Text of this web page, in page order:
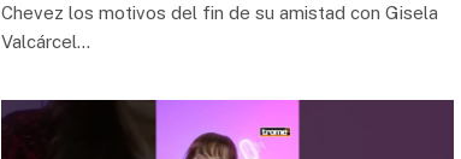
Chevez los motivos del fin de su amistad con Gisela
Valcárcel…